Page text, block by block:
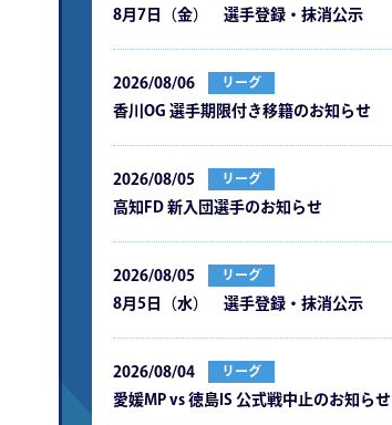
8月7日（金） 選手登録・抹消公示
2026/08/06 リーグ
⾹川OG 選⼿期限付き移籍のお知らせ
2026/08/05 リーグ
⾼知FD 新⼊団選⼿のお知らせ
2026/08/05 リーグ
8月5日（水） 選手登録・抹消公示
2026/08/04 リーグ
愛媛MP vs 徳島IS 公式戦中⽌のお知らせ